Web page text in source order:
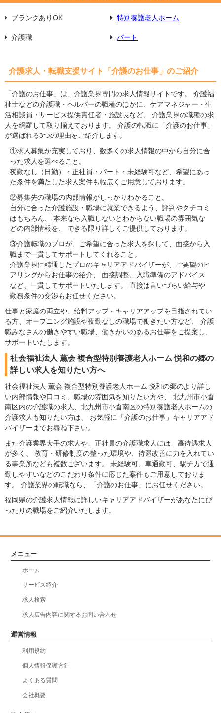
ブランクありOK 特別養護老人ホーム
介護職 パート
介護求人・転職支援サイト「介護のお仕事」のご紹介
「介護のお仕事」は、介護業界専門の求人情報サイトです。 介護福
祉士などの介護職・ヘルパーの職種のほかに、ケアマネジャー・生
活相談員・サービス提供責任者・施設長など、 介護業界の職種の求
人を網羅して取り揃えております。 介護の転職に「介護のお仕事」
が選ばれる3つの理由をご紹介します。
①求人募集が充実しており、数多くの求人情報の中から自分に合
った求人を選べること。
夜勤なし（日勤）・正社員・パート・未経験可など、希望にあっ
た条件を満たした求人案件も幅広くご用意しております。
②募集先の職場の内部情報がしっかりわかること。
自分に合った介護施設・職場に就業できるよう、評判やクチコミ
はもちろん、 本来なら入職しないとわからない職場の雰囲気な
どの内部情報を、 できる限り詳しくご提供しております。
③介護転職のプロが、ご希望に合った求人を探して、面接から入
職まで一貫してサポートしてくれること。
介護業界に精通したプロのキャリアアドバイザーが、ご要望のヒ
アリングからお仕事の紹介、 面接調整、入職準備のアドバイス
など、一貫してサポートいたします。 直接は言いづらい給与や
勤務条件の交渉もお任せください。
仕事と家庭の両立や、給料アップ・キャリアアップを目指されてい
る方、オープニング施設や夜勤なしの職場で働きたい方など、 介護
職みなさんの働きやすい職場、働きがいのあるお仕事をご提案し、
サポートいたします。
社会福祉法人 薫会 複合型特別養護老人ホーム 悦和の郷の
詳しい求人を知りたい方へ
社会福祉法人 薫会 複合型特別養護老人ホーム 悦和の郷のより詳し
い内部情報や口コミ、職場の雰囲気を知りたい方や、 北九州市小倉
南区内の介護職の求人、北九州市小倉南区の特別養護老人ホームの
介護求人も知りたい方は、 お気軽に「介護のお仕事」キャリアアド
バイザーまでお尋ね下さい。
また介護業界大手の求人や、正社員の介護職求人には、高待遇求人
が多く、 教育・研修制度の整った環境や、待遇改善に力を入れてい
る事業所なども複数ございます。 未経験可、車通勤可、駅チカで通
勤しやすいなどのこだわり条件に応じた案件もご用意しておりま
す。 介護業界の転職なら、「介護のお仕事」にお任せください。
福岡県の介護求人情報に詳しいキャリアアドバイザーがあなたにぴ
ったりの職場をご紹介いたします。
メニュー
ホーム
サービス紹介
求人検索
求人広告内容に関するお問い合わせ
運営情報
利用規約
個人情報保護方針
よくある質問
会社概要